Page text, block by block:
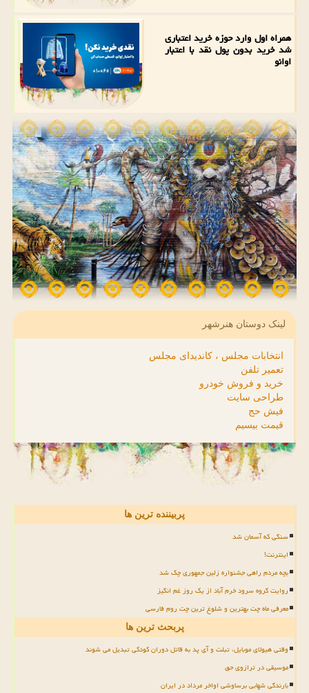
همراه اول وارد حوزه خرید اعتباری
شد خرید بدون پول نقد با اعتبار
اوانو
لینک دوستان هنرشهر
انتخابات مجلس ، کاندیدای مجلس
تعمیر تلفن
خرید و فروش خودرو
طراحی سایت
فیش حج
قیمت بیسیم
پربیننده ترین ها
سنگی که آسمان شد
اینترنت!
بچه مردم راهی جشنواره زلین جمهوری چک شد
روایت گروه سرود خرم آباد از یک روز غم انگیز
معرفی ماه چت بهترین و شلوغ ترین چت روم فارسی
پربحث ترین ها
وقتی هیولای موبایل، تبلت و آی پد به قاتل دوران کودکی تبدیل می شوند
موسیقی در ترازوی حق
بارندگی شهابی برساوشی اواخر مرداد در ایران